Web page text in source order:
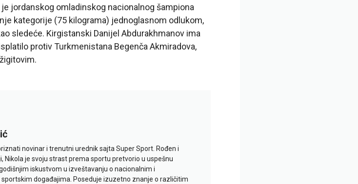
jordanskog omladinskog nacionalnog šampiona
kategorije (75 kilograma) jednoglasnom odlukom,
sledeće. Kirgistanski Danijel Abdurakhmanov ima
protiv Turkmenistana Begenča Akmiradova,
novinar i trenutni urednik sajta Super Sport. Rođen i
Nikola je svoju strast prema sportu pretvorio u uspešnu
iskustvom u izveštavanju o nacionalnim i
događajima. Poseduje izuzetno znanje o različitim